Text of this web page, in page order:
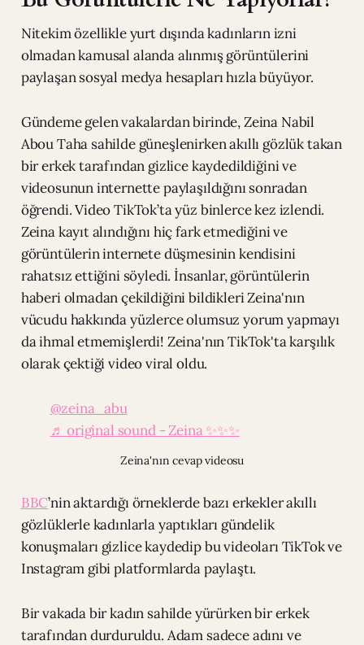
Nitekim özellikle yurt dışında kadınların izni
olmadan kamusal alanda alınmış görüntülerini
paylaşan sosyal medya hesapları hızla büyüyor.
Gündeme gelen vakalardan birinde, Zeina Nabil
Abou Taha sahilde güneşlenirken akıllı gözlük takan
bir erkek tarafından gizlice kaydedildiğini ve
videosunun internette paylaşıldığını sonradan
öğrendi. Video TikTok’ta yüz binlerce kez izlendi.
Zeina kayıt alındığını hiç fark etmediğini ve
görüntülerin internete düşmesinin kendisini
rahatsız ettiğini söyledi. İnsanlar, görüntülerin
haberi olmadan çekildiğini bildikleri Zeina'nın
vücudu hakkında yüzlerce olumsuz yorum yapmayı
da ihmal etmemişlerdi! Zeina'nın TikTok'ta karşılık
olarak çektiği video viral oldu.
@zeina_abu
♬ original sound - Zeina ✨✨✨
Zeina'nın cevap videosu
BBC’nin aktardığı örneklerde bazı erkekler akıllı
gözlüklerle kadınlarla yaptıkları gündelik
konuşmaları gizlice kaydedip bu videoları TikTok ve
Instagram gibi platformlarda paylaştı.
Bir vakada bir kadın sahilde yürürken bir erkek
tarafından durduruldu. Adam sadece adını ve